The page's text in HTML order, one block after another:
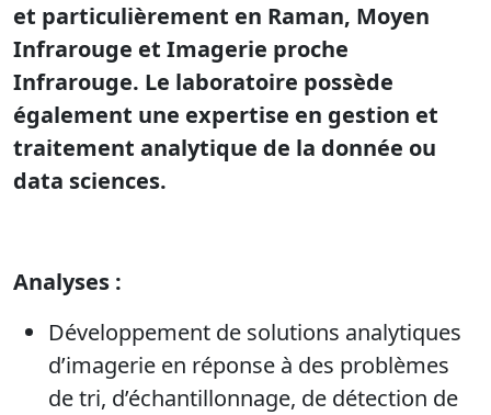
et particulièrement en Raman, Moyen
Infrarouge et Imagerie proche
Infrarouge. Le laboratoire possède
également une expertise en gestion et
traitement analytique de la donnée ou
data sciences.
Analyses :
Développement de solutions analytiques
d’imagerie en réponse à des problèmes
de tri, d’échantillonnage, de détection de